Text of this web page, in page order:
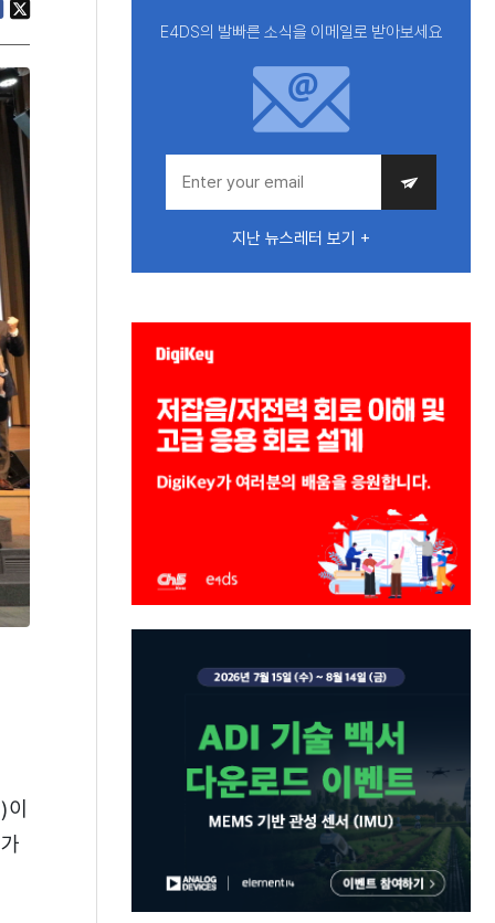
E4DS의 발빠른 소식을 이메일로 받아보세요
지난 뉴스레터 보기 +